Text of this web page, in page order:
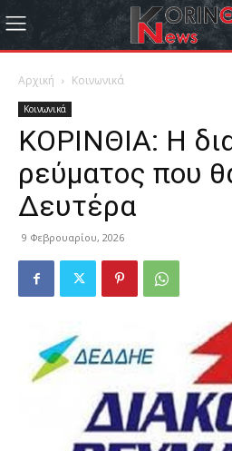
Αρχική Κοινωνικά
Κοινωνικά
ΚΟΡΙΝΘΙΑ: Η
ρεύματος που
Δευτέρα
9 Φεβρουαρίου, 2026